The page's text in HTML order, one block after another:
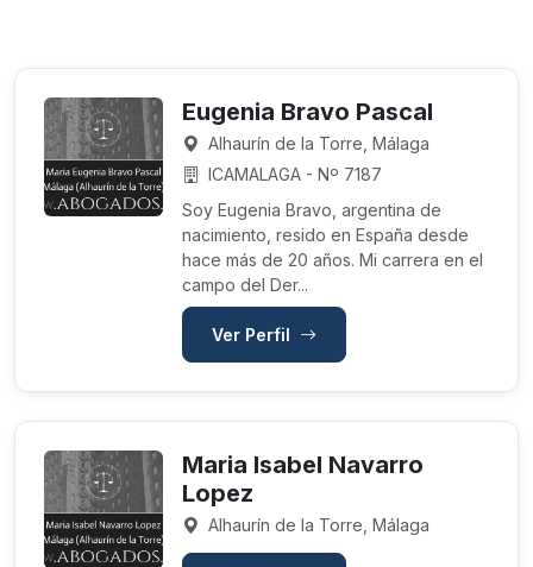
Eugenia Bravo Pascal
Alhaurín de la Torre, Málaga
ICAMALAGA - Nº 7187
Soy Eugenia Bravo, argentina de
nacimiento, resido en España desde
hace más de 20 años. Mi carrera en el
campo del Der...
Ver Perfil
Maria Isabel Navarro
Lopez
Alhaurín de la Torre, Málaga